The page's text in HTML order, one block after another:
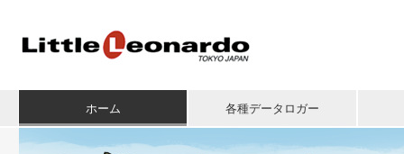
ホーム 各種データロガー